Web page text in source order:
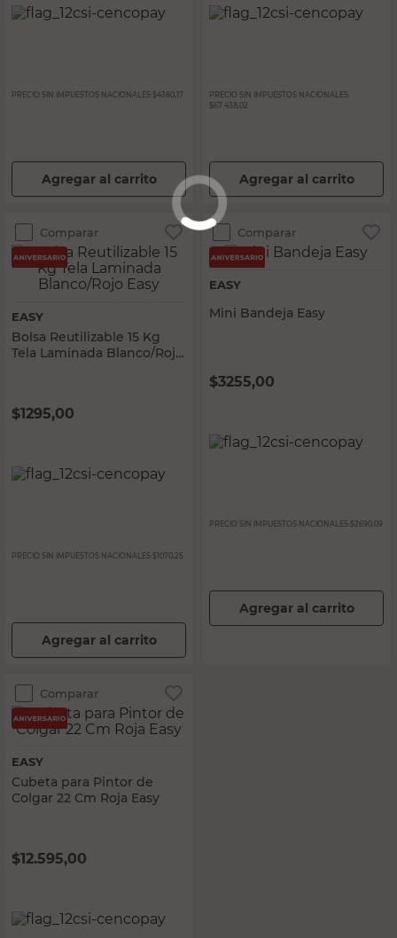
PRECIO SIN IMPUESTOS NACIONALES: $4380,17
Agregar al carrito
PRECIO SIN IMPUESTOS NACIONALES:
$67.438,02
Agregar al carrito
Comparar
EASY
Bolsa Reutilizable 15 Kg
Tela Laminada Blanco/Rojo
$1295,00
PRECIO SIN IMPUESTOS NACIONALES: $1070,25
Agregar al carrito
Comparar
EASY
Mini Bandeja Easy
$3255,00
PRECIO SIN IMPUESTOS NACIONALES: $2690,09
Agregar al carrito
Comparar
EASY
Cubeta para Pintor de
Colgar 22 Cm Roja Easy
$12.595,00